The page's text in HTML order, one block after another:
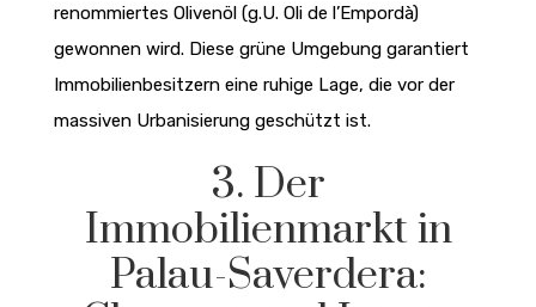
renommiertes Olivenöl (g.U. Oli de l’Empordà)
gewonnen wird. Diese grüne Umgebung garantiert
Immobilienbesitzern eine ruhige Lage, die vor der
massiven Urbanisierung geschützt ist.
3. Der
Immobilienmarkt in
Palau-Saverdera: